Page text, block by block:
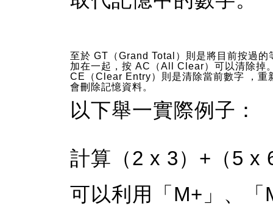
至於 GT（Grand Total）則是將目前按過的
加在一起，按 AC（All Clear）可以清除掉
CE（Clear Entry）則是清除當前數字 ，重
會刪除記憶資料。
以下舉一實際例子：
計算（2 x 3）+（5 x
可以利用「M+」、